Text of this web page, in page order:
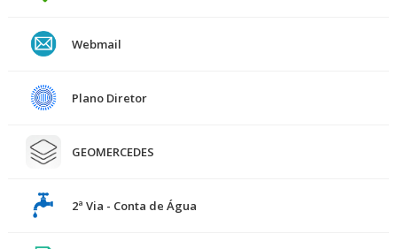
Webmail
Plano Diretor
GEOMERCEDES
2ª Via - Conta de Água